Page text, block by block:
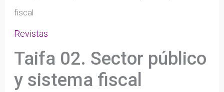
fiscal
Revistas
Taifa 02. Sector público
y sistema fiscal